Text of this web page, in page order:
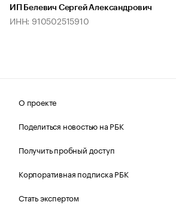
ИП Белевич Сергей Александрович
ИНН: 910502515910
О проекте
Поделиться новостью на РБК
Получить пробный доступ
Корпоративная подписка РБК
Стать экспертом